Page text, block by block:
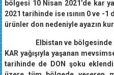
bölgesi 10 Nisan 2021’de kar
2021 tarihinde ise ısının 0 ve -
ürünler don nedeniyle ayazın
Elbistan ve bölgesinde
KAR yağışıyla yaşanan
tarihinde de DON şoku